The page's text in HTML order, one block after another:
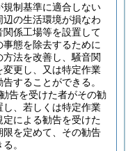
制基準に適合しない
の生活環境が損なわ
係工場等を設置して
態を除去するために
法を改善し、騒音関
更し、又は特定作業
することができる。
告を受けた者がその勧
、若しくは特定作業
定による勧告を受けた
を定めて、その勧告
。